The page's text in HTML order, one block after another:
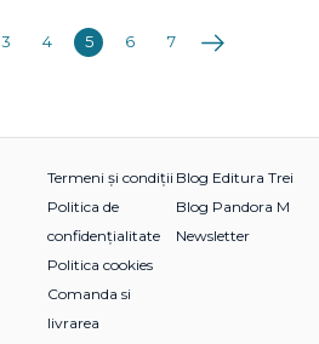
3 4 5 6 7 Următoarea
Termeni și condiții
Politica de
confidențialitate
Politica cookies
Comanda si
livrarea
Blog Editura Trei
Blog Pandora M
Newsletter